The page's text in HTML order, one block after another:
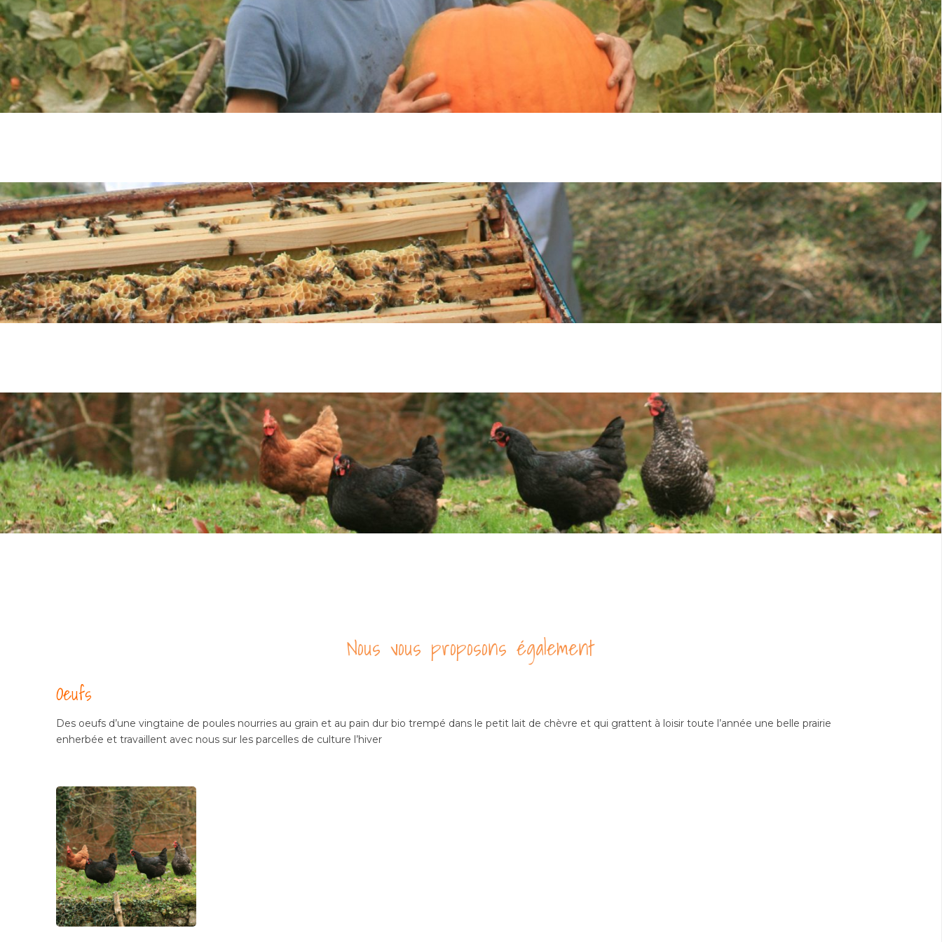
Nous vous proposons également
Oeufs
Des oeufs d’une vingtaine de poules nourries au grain et au pain dur bio trempé dans le petit lait de chèvre et qui grattent à loisir toute l’année une belle prairie
enherbée et travaillent avec nous sur les parcelles de culture l’hiver